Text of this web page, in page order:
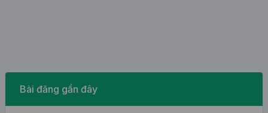
Bài đăng gần đây